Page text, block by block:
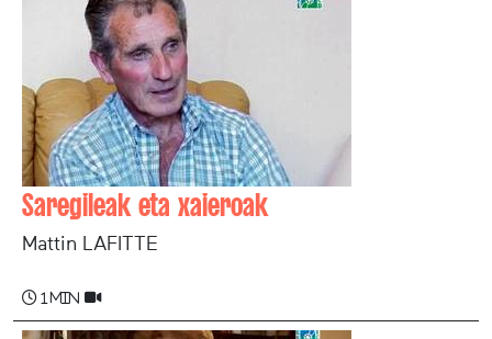
Saregileak eta xaieroak
Mattin LAFITTE
1 min